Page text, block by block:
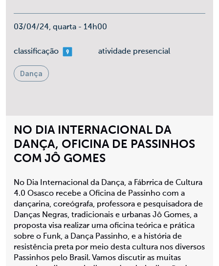
NO DIA INTERNACIONAL DA
DANÇA, OFICINA DE PASSINHOS
COM JÔ GOMES
No Dia Internacional da Dança, a Fábrrica de Cultura
4.0 Osasco recebe a Oficina de Passinho com a
dançarina, coreógrafa, professora e pesquisadora de
Danças Negras, tradicionais e urbanas Jô Gomes, a
proposta visa realizar uma oficina teórica e prática
sobre o Funk, a Dança Passinho, e a história de
resistência preta por meio desta cultura nos diversos
Passinhos pelo Brasil. Vamos discutir as muitas
03/04/24, quarta - 14h00
classificaçãomais 09 atividade presencial
Dança